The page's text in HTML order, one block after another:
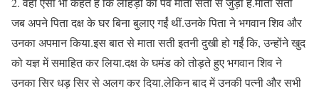
जब अपने पिता दक्ष के घर बिना बुलाए गईं थीं.उनके पिता ने भगवान शिव और
उनका अपमान किया.इस बात से माता सती इतनी दुखी हो गईं कि, उन्होंने खुद
को यज्ञ में समाहित कर लिया.दक्ष के घमंड को तोड़ते हुए भगवान शिव ने
उनका सिर धड़ सिर से अलग कर दिया.लेकिन बाद में उनकी पत्नी और सभी